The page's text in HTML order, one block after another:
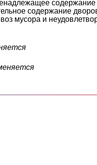
содержание
содержание
мусора и